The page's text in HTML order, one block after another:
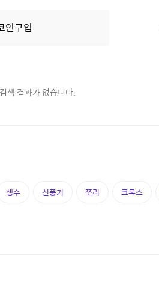
색 결과가 없습니다.
생수 선풍기 쪼리 크록스